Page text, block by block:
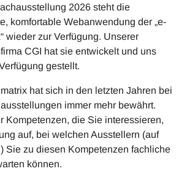
2026 steht die
komfortable Webanwendung der „e-
wieder zur Verfügung. Unserer
CGI hat sie entwickelt und uns
gestellt.
hat sich in den letzten Jahren bei
immer mehr bewährt.
Kompetenzen, die Sie interessieren,
auf, bei welchen Ausstellern (auf
Sie zu diesen Kompetenzen fachliche
können.